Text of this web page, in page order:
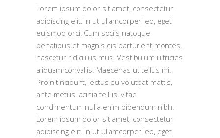
Lorem ipsum dolor sit amet, consectetur
adipiscing elit. In ut ullamcorper leo, eget
euismod orci. Cum sociis natoque
penatibus et magnis dis parturient montes,
nascetur ridiculus mus. Vestibulum ultricies
aliquam convallis. Maecenas ut tellus mi.
Proin tincidunt, lectus eu volutpat mattis,
ante metus lacinia tellus, vitae
condimentum nulla enim bibendum nibh.
Lorem ipsum dolor sit amet, consectetur
adipiscing elit. In ut ullamcorper leo, eget